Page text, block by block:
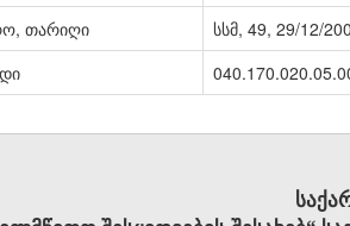
თარიღი
სსმ, 49, 29/12/